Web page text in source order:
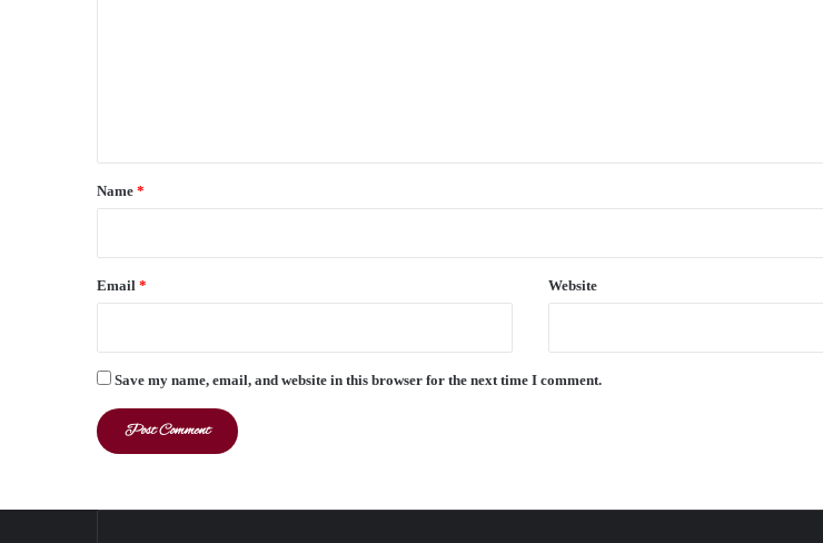
*
Name *
Email * Website
Save my name, email, and website in this browser for the next time I comment.